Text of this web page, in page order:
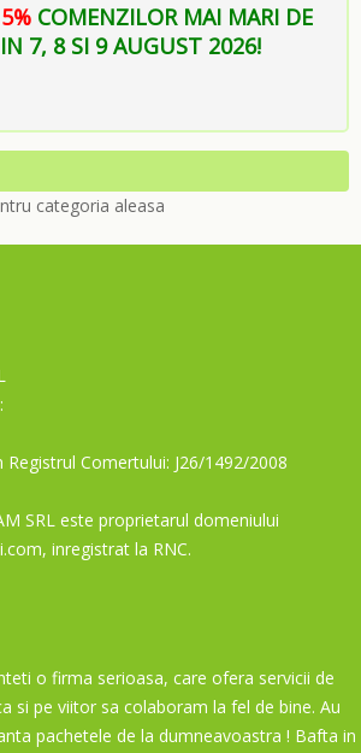
COMENZILOR MAI MARI DE
7, 8 SI 9 AUGUST 2026!
categoria aleasa
Comertului: J26/1492/2008
SRL este proprietarul domeniului
inregistrat la RNC.
o firma serioasa, care ofera servicii de
si pe viitor sa colaboram la fel de bine. Au
pachetele de la dumneavoastra ! Bafta in